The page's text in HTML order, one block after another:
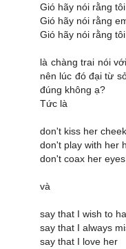
Gió hãy nói rằng
Gió hãy nói rằng
Gió hãy nói rằng
là chàng trai nói
nên lúc đó đại từ
đúng không ạ?
Tức là
don't kiss her
don't play with her
don't coax her
và
say that I wish to
say that I always
say that I love her